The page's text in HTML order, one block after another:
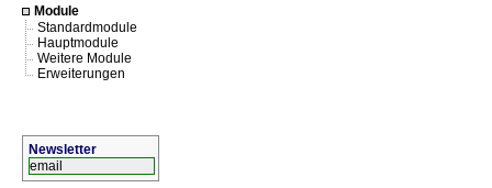
Module
Standardmodule
Hauptmodule
Weitere Module
Erweiterungen
Newsletter